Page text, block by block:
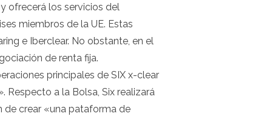
ofrecerá los servicios del
miembros de la UE. Estas
e Iberclear. No obstante, en el
de renta fija.
principales de SIX x-clear
Respecto a la Bolsa, Six realizará
de crear «una pataforma de